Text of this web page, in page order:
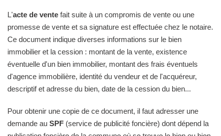
L'acte de vente fait suite à un compromis de vente ou une
promesse de vente et sa signature est effectuée chez le notaire.
Ce document indique diverses informations sur le bien
immobilier et la cession : montant de la vente, existence
éventuelle d'un bien immobilier, montant des frais éventuels
d'agence immobilière, identité du vendeur et de l'acquéreur,
descriptif et adresse du bien, date de la cession du bien...
Pour obtenir une copie de ce document, il faut adresser une
demande au SPF (service de publicité foncière) dont dépend la